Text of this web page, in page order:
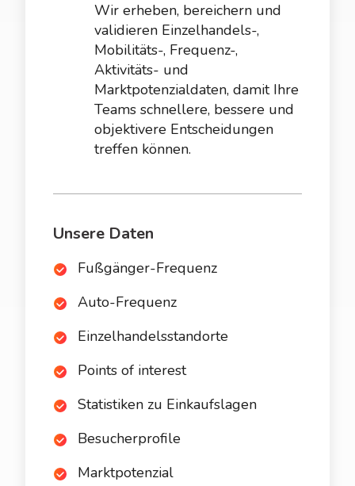
Wir erheben, bereichern und
validieren Einzelhandels-,
Mobilitäts-, Frequenz-,
Aktivitäts- und
Marktpotenzialdaten, damit Ihre
Teams schnellere, bessere und
objektivere Entscheidungen
treffen können.
Unsere Daten
Fußgänger-Frequenz
Auto-Frequenz
Einzelhandelsstandorte
Points of interest
Statistiken zu Einkaufslagen
Besucherprofile
Marktpotenzial